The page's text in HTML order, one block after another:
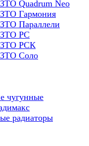
Quadrum Neo
Гармония
Параллели
РС
РСК
Соло
чугунные
радиаторы